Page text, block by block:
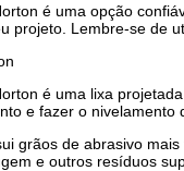
é uma opção
projeto. Lembre-se de
é uma lixa
e fazer o nivelamento
grãos de abrasivo
e outros resíduos